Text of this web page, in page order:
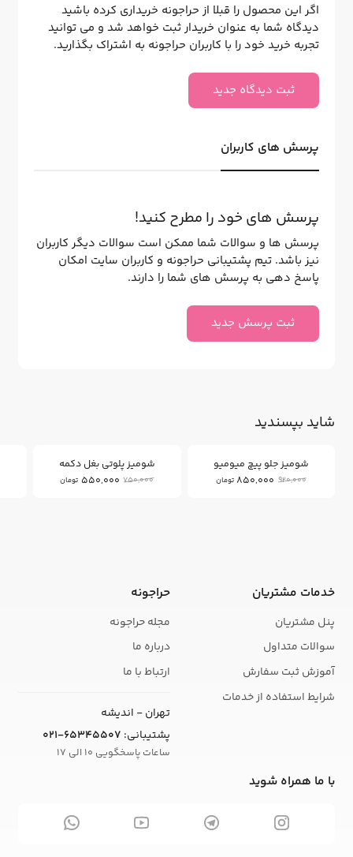
اگر این محصول را قبلا از حراجونه خریداری کرده باشید
دیدگاه شما به عنوان خریدار ثبت خواهد شد و می توانید
تجربه خرید خود را با کاربران حراجونه به اشتراک بگذارید.
ثبت دیدگاه جدید
پرسش های کاربران
پرسش های خود را مطرح کنید!
پرسش ها و سوالات شما ممکن است سوالات دیگر کاربران
نیز باشد. تیم پشتیبانی حراجونه و کاربران سایت امکان
پاسخ دهی به پرسش های شما را دارند.
ثبت پرسش جدید
شاید بپسندید
شومیز جلو پیچ میومیو
920,000
850,000 تومان
شومیز پلوتی بغل دکمه
750,000
550,000 تومان
خدمات مشتریان
پنل مشتریان
سوالات متداول
آموزش ثبت سفارش
شرایط استفاده از خدمات
حراجونه
مجله حراجونه
درباره ما
ارتباط با ما
تهران - اندیشه
پشتیبانی: 021-65345507
ساعات پاسخگویی 10 الی 17
با ما همراه شوید